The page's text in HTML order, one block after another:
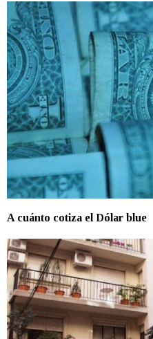
A cuánto cotiza el Dólar blue